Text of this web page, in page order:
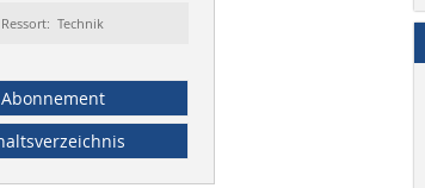
Ressort: Technik
Abonnement